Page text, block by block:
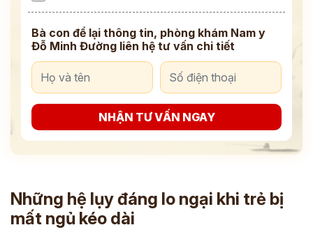
Bà con để lại thông tin, phòng khám Nam y
Đỗ Minh Đường liên hệ tư vấn chi tiết
NHẬN TƯ VẤN NGAY
Những hệ lụy đáng lo ngại khi trẻ bị
mất ngủ kéo dài